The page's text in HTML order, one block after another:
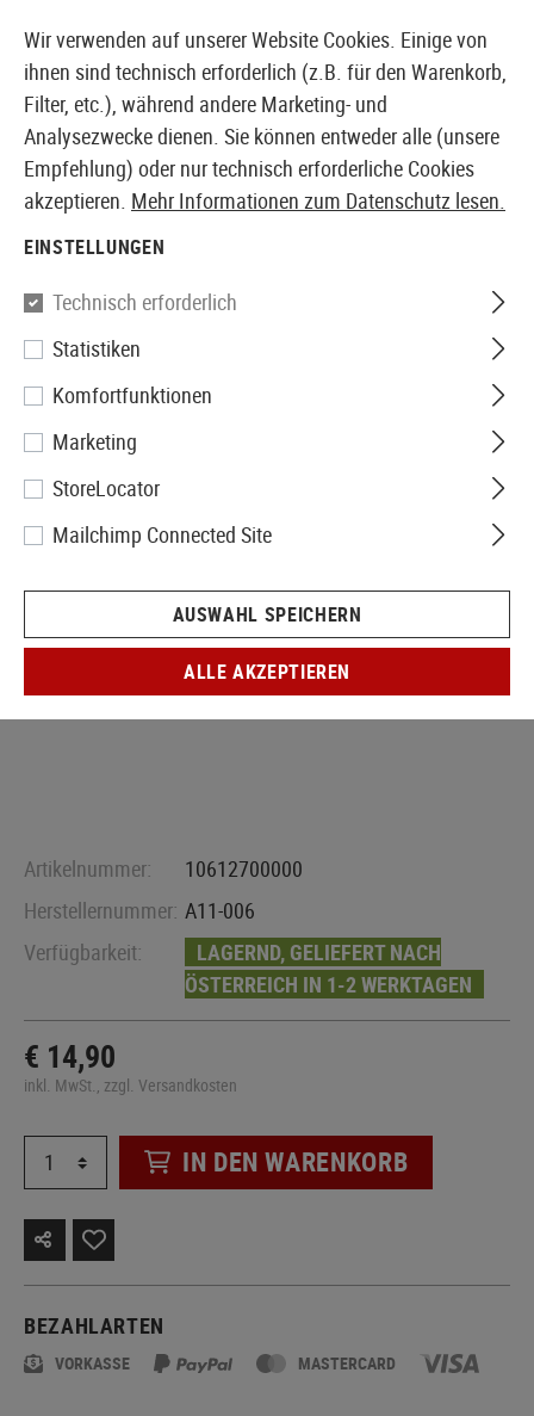
EUROPÄISCHER AIRSOFT SHOP & GROßHÄNDLER
Action Army
HPA Adaptor for Marui US Type
Artikelnummer:
10612700000
Herstellernummer: A11-006
Verfügbarkeit:
LAGERND, GELIEFERT NACH
ÖSTERREICH IN 1-2 WERKTAGEN
€ 14,90
inkl. MwSt., zzgl. Versandkosten
IN DEN WARENKORB
BEZAHLARTEN
VORKASSE MASTERCARD
Wir verwenden auf unserer Website Cookies. Einige von
ihnen sind technisch erforderlich (z.B. für den Warenkorb,
Filter, etc.), während andere Marketing- und
Analysezwecke dienen. Sie können entweder alle (unsere
Empfehlung) oder nur technisch erforderliche Cookies
akzeptieren. Mehr Informationen zum Datenschutz lesen.
EINSTELLUNGEN
Technisch erforderlich
Statistiken
Komfortfunktionen
Marketing
StoreLocator
Mailchimp Connected Site
AUSWAHL SPEICHERN
ALLE AKZEPTIEREN